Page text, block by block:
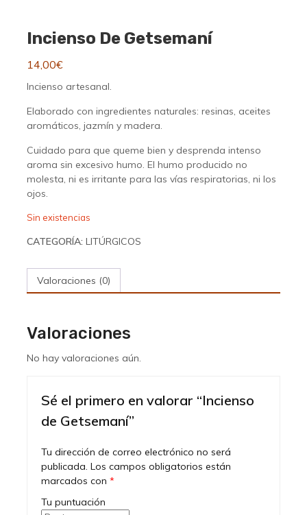
Incienso De Getsemaní
14,00€
Incienso artesanal.
Elaborado con ingredientes naturales: resinas, aceites
aromáticos, jazmín y madera.
Cuidado para que queme bien y desprenda intenso
aroma sin excesivo humo. El humo producido no
molesta, ni es irritante para las vías respiratorias, ni los
ojos.
Sin existencias
CATEGORÍA: LITÚRGICOS
Valoraciones (0)
Valoraciones
No hay valoraciones aún.
Sé el primero en valorar “Incienso
de Getsemaní”
Tu dirección de correo electrónico no será
publicada. Los campos obligatorios están
marcados con *
Tu puntuación